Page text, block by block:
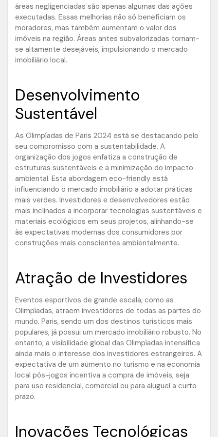
áreas negligenciadas são apenas algumas das ações
executadas. Essas melhorias não só beneficiam os
moradores, mas também aumentam o valor dos
imóveis na região. Áreas antes subvalorizadas tornam-
se altamente desejáveis, impulsionando o mercado
imobiliário local.
Desenvolvimento
Sustentável
As Olimpíadas de Paris 2024 está se destacando pelo
seu compromisso com a sustentabilidade. A
organização dos jogos enfatiza a construção de
estruturas sustentáveis e a minimização do impacto
ambiental. Esta abordagem eco-friendly está
influenciando o mercado imobiliário a adotar práticas
mais verdes. Investidores e desenvolvedores estão
mais inclinados a incorporar tecnologias sustentáveis e
materiais ecológicos em seus projetos, alinhando-se
às expectativas modernas dos consumidores por
construções mais conscientes ambientalmente.
Atração de Investidores
Eventos esportivos de grande escala, como as
Olimpíadas, atraem investidores de todas as partes do
mundo. Paris, sendo um dos destinos turísticos mais
populares, já possui um mercado imobiliário robusto. No
entanto, a visibilidade global das Olimpíadas intensifica
ainda mais o interesse dos investidores estrangeiros. A
expectativa de um aumento no turismo e na economia
local pós-jogos incentiva a compra de imóveis, seja
para uso residencial, comercial ou para aluguel a curto
prazo.
Inovações Tecnológicas